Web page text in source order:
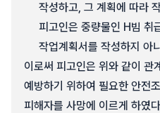
작성하고, 그 계획에 따라
피고인은 중량물인 H빔 취
작업계획서를 작성하지 아
이로써 피고인은 위와 같이 관
예방하기 위하여 필요한 안전
피해자를 사망에 이르게 하였